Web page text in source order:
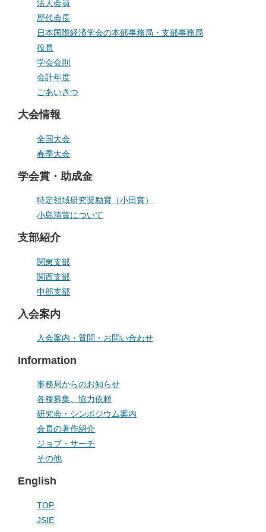
法人会員
歴代会長
日本国際経済学会の本部事務局・支部事務局
役員
学会会則
会計年度
ごあいさつ
大会情報
全国大会
春季大会
学会賞・助成金
特定領域研究奨励賞（小田賞）
小島清賞について
支部紹介
関東支部
関西支部
中部支部
入会案内
入会案内・質問・お問い合わせ
Information
事務局からのお知らせ
各種募集、協力依頼
研究会・シンポジウム案内
会員の著作紹介
ジョブ・サーチ
その他
English
TOP
JSIE